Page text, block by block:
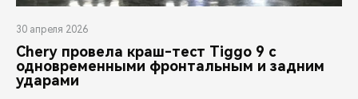
30 апреля 2026
Chery провела краш-тест Tiggo 9 с
одновременными фронтальным и задним
ударами